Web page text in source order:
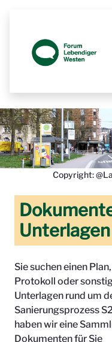
Copyright:
Unterlagen
Sie suchen einen
Protokoll oder
Unterlagen rund um
Sanierungsprozess
haben wir eine
Dokumenten für Sie